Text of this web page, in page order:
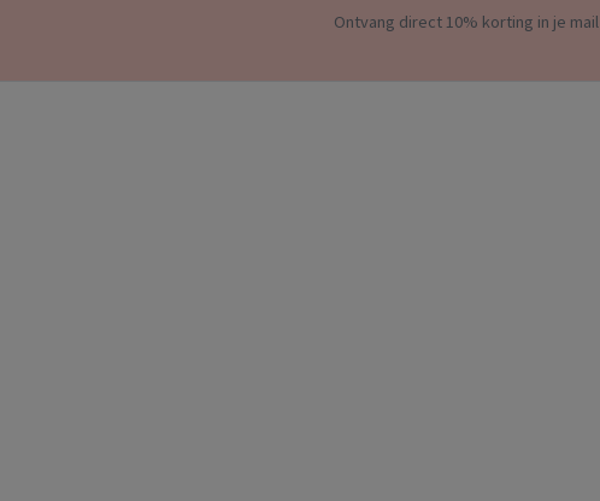
Ontvang direct 10% korting in je mail